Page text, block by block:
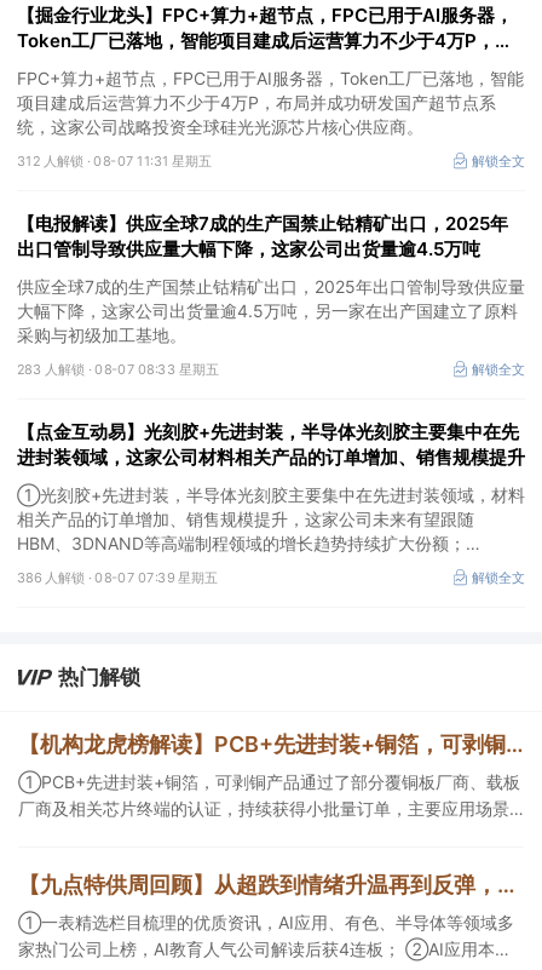
【掘金行业龙头】FPC+算力+超节点，FPC已用于AI服务器，
Token工厂已落地，智能项目建成后运营算力不少于4万P，这
家公司布局并成功研发国产超节点系统
FPC+算力+超节点，FPC已用于AI服务器，Token工厂已落地，智能
项目建成后运营算力不少于4万P，布局并成功研发国产超节点系
统，这家公司战略投资全球硅光光源芯片核心供应商。
312 人解锁 ·08-07 11:31 星期五 解锁全文
【电报解读】供应全球7成的生产国禁止钴精矿出口，2025年
出口管制导致供应量大幅下降，这家公司出货量逾4.5万吨
供应全球7成的生产国禁止钴精矿出口，2025年出口管制导致供应量
大幅下降，这家公司出货量逾4.5万吨，另一家在出产国建立了原料
采购与初级加工基地。
283 人解锁 ·08-07 08:33 星期五 解锁全文
【点金互动易】光刻胶+先进封装，半导体光刻胶主要集中在先
进封装领域，这家公司材料相关产品的订单增加、销售规模提升
①光刻胶+先进封装，半导体光刻胶主要集中在先进封装领域，材料
相关产品的订单增加、销售规模提升，这家公司未来有望跟随
HBM、3DNAND等高端制程领域的增长趋势持续扩大份额；
②华为+高速连接器，这家公司是深耕连接器国产核心骨干，高速互
联产品已对接导入国内头部AI服务器厂商，深度绑定华为供应链。
386 人解锁 ·08-07 07:39 星期五 解锁全文
热门解锁
【机构龙虎榜解读】PCB+先进封装+铜箔，可剥铜产品通过了部分覆铜板厂商、载板厂商及相关芯片终端的认证，持续获得小批量订单，主要应用场景包括芯片封装光模块用PCB，机构大额净买入这家公司
①PCB+先进封装+铜箔，可剥铜产品通过了部分覆铜板厂商、载板
厂商及相关芯片终端的认证，持续获得小批量订单，主要应用场景
等方面具有丰富经验，具备承接细胞与基因治疗产品商业化受托生
产的合规资质，这家公司获净买入。
【九点特供周回顾】从超跌到情绪升温再到反弹，栏目梳理AI应用题材逻辑，AI教育人气公司解读后获4连板
①一表精选栏目梳理的优质资讯，AI应用、有色、半导体等领域多
家热门公司上榜，AI教育人气公司解读后获4连板； ②AI应用本周